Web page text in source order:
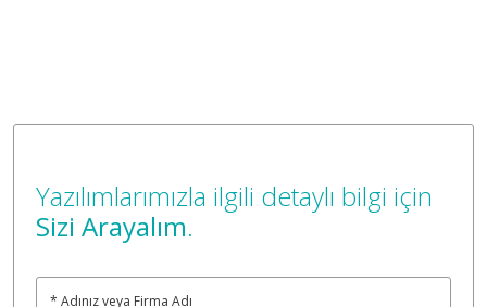
Yazılımlarımızla ilgili detaylı bilgi için
Sizi Arayalım.